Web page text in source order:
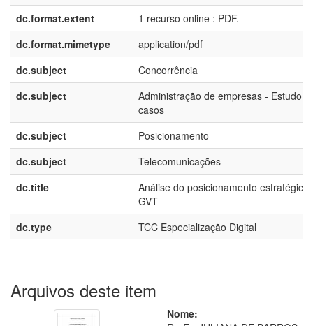
dc.format.extent
1 recurso online : PDF.
dc.format.mimetype
application/pdf
dc.subject
Concorrência
dc.subject
Administração de empresas - Estudo
casos
dc.subject
Posicionamento
dc.subject
Telecomunicações
dc.title
Análise do posicionamento estratégico
GVT
dc.type
TCC Especialização Digital
Arquivos deste item
Nome: